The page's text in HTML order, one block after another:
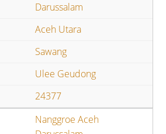
Darussalam
Aceh Utara
Sawang
Ulee Geudong
24377
Nanggroe Aceh